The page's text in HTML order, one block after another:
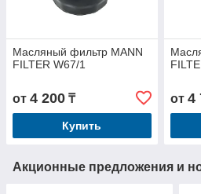
Масляный фильтр MANN
FILTER W67/1
от 4 200 ₸
Купить
от 4
Акционные предложения и